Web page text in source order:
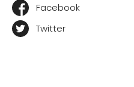
Facebook
Twitter